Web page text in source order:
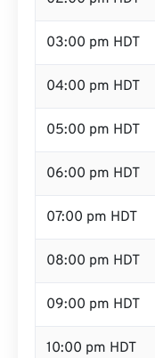
03:00 pm HDT
04:00 pm HDT
05:00 pm HDT
06:00 pm HDT
07:00 pm HDT
08:00 pm HDT
09:00 pm HDT
10:00 pm HDT